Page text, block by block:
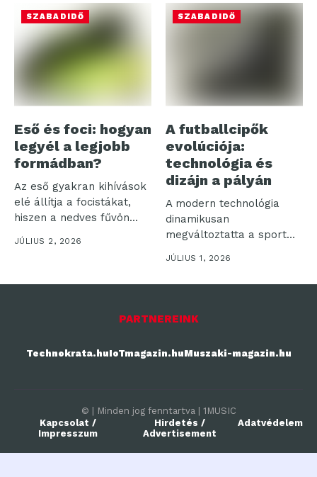
kedvező...
SZABADIDŐ
Eső és foci: hogyan
legyél a legjobb
formádban?
Az eső gyakran kihívások
elé állítja a focistákat,
hiszen a nedves fűvön...
JÚLIUS 2, 2026
SZABADIDŐ
A futballcipők
evolúciója:
technológia és
dizájn a pályán
A modern technológia
dinamikusan
megváltoztatta a sport
labdarúgásban, ahol...
JÚLIUS 1, 2026
PARTNEREINK
Technokrata.huIoTmagazin.huMuszaki-magazin.hu
© | Minden jog fenntartva | 1MUSIC
Kapcsolat /
Impresszum
Hirdetés /
Advertisement
Adatvédelem